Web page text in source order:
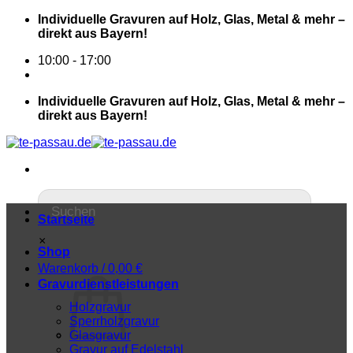
Individuelle Gravuren auf Holz, Glas, Metal & mehr –
direkt aus Bayern!
10:00 - 17:00
Individuelle Gravuren auf Holz, Glas, Metal & mehr –
direkt aus Bayern!
×
Warenkorb /0,00 €
Startseite
Shop
Gravurdienstleistungen
Holzgravur
Sperrholzgravur
Glasgravur
Gravur auf Edelstahl